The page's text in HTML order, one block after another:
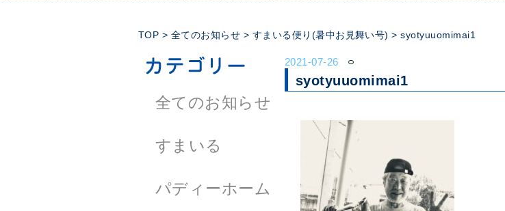
TOP > 全てのお知らせ > すまいる便り(暑中お見舞い号) >syotyuuomimai1
全てのお知らせ
すまいる
パディーホーム
2021-07-26
syotyuuomimai1